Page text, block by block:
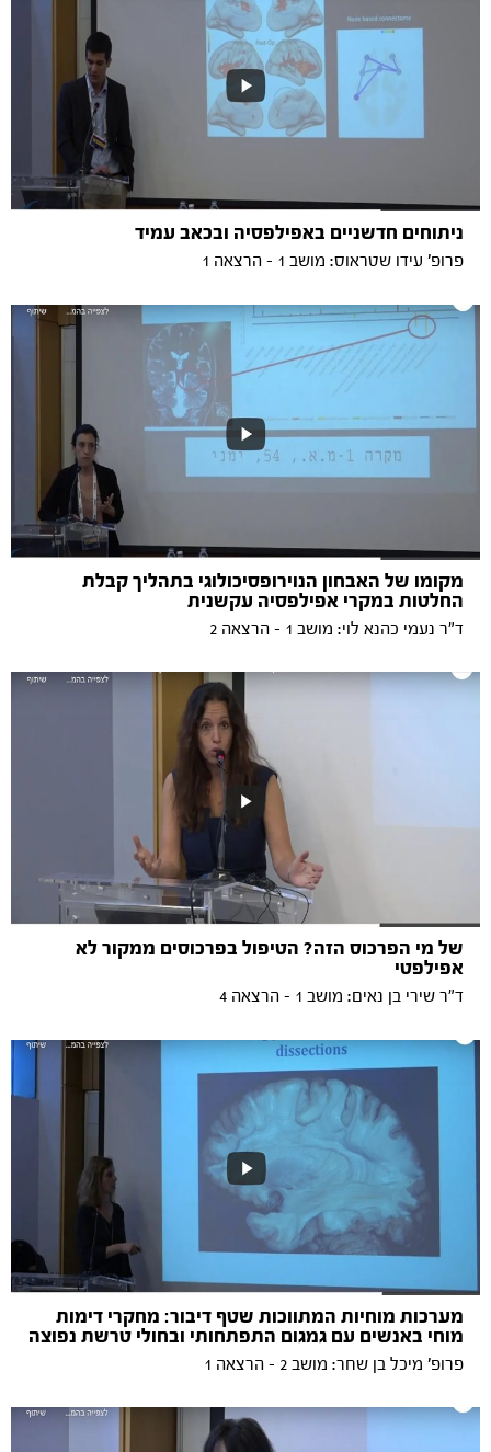
ניתוחים חדשניים באפילפסיה ובכאב עמיד
פרופ' עידו שטראוס: מושב 1 - הרצאה 1
מקומו של האבחון הנוירופסיכולוגי בתהליך קבלת
החלטות במקרי אפילפסיה עקשנית
ד"ר נעמי כהנא לוי: מושב 1 - הרצאה 2
של מי הפרכוס הזה? הטיפול בפרכוסים ממקור לא
אפילפטי
ד"ר שירי בן נאים: מושב 1 - הרצאה 4
מערכות מוחיות המתווכות שטף דיבור: מחקרי דימות
מוחי באנשים עם גמגום התפתחותי ובחולי טרשת נפוצה
פרופ' מיכל בן שחר: מושב 2 - הרצאה 1